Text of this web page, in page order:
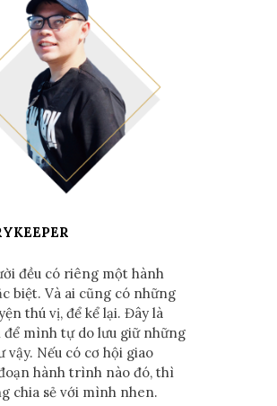
đều có riêng một hành
biệt. Và ai cũng có những
thú vị, để kể lại. Đây là
để mình tự do lưu giữ những
vậy. Nếu có cơ hội giao
hành trình nào đó, thì
chia sẻ với mình nhen.